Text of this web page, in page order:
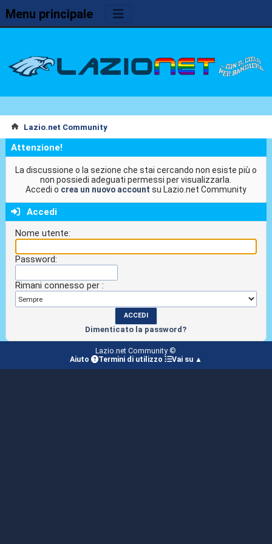
Menu principale
Lazio.net Community
Attenzione!
La discussione o la sezione che stai cercando non esiste più o
non possiedi adeguati permessi per visualizzarla.
Accedi o crea un nuovo account su Lazio.net Community
Accedi
Nome utente:
Password:
Rimani connesso per :
Dimenticato la password?
Lazio.net Community ©
Aiuto
Termini di utilizzo Vai su ▲